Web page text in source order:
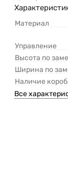
Материал
Управление
Высота по
Ширина по
Наличие
Все